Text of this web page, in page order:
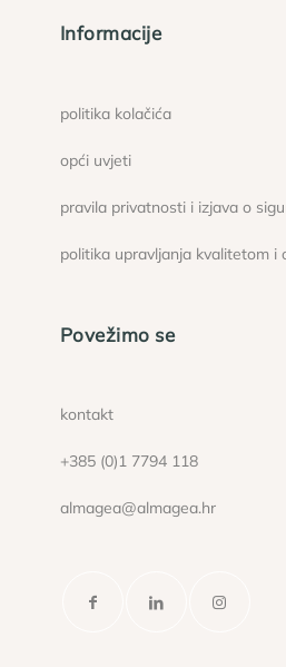
Informacije
politika kolačića
opći uvjeti
pravila privatnosti i izjava o
politika upravljanja kvalitetom i
Povežimo se
kontakt
+385 (0)1 7794 118
almagea@almagea.hr